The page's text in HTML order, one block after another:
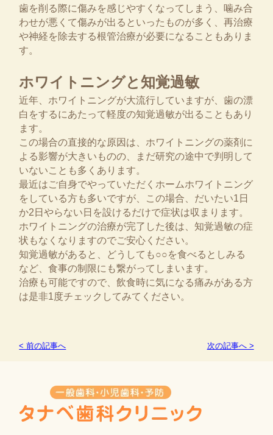
歯を削る際に傷みを感じやすくなってしまう、噛み合
わせが悪くて傷みが出るといったものが多く、再治療
や神経を除去する根管治療が必要になることもありま
す。
ホワイトニングと知覚過敏
近年、ホワイトニングが大流行していますが、歯の漂
白をするにあたって軽度の知覚過敏が出ることもあり
ます。
この場合の直接的な原因は、ホワイトニングの薬剤に
よる影響が大きいものの、まだ研究の途中で判明して
いないことも多くあります。
最近はご自身でやっていただくホームホワイトニング
をしている方も多いですが、この場合、だいたい1日
か2日やらない日を設けるだけで症状は収まります。
ホワイトニングの治療が完了した後は、知覚過敏の症
状もなくなりますのでご安心ください。
知覚過敏があると、どうしても○○を食べるとしみる
など、食事の制限にも繋がってしまいます。
治療も可能ですので、飲食時に気になる痛みがある方
は是非1度チェックしてみてください。
< 前の記事へ 次の記事へ >